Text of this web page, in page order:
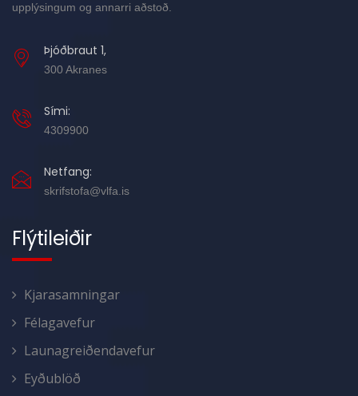
upplýsingum og annarri aðstoð.
Þjóðbraut 1,
300 Akranes
Sími:
4309900
Netfang:
skrifstofa@vlfa.is
Flýtileiðir
Kjarasamningar
Félagavefur
Launagreiðendavefur
Eyðublöð